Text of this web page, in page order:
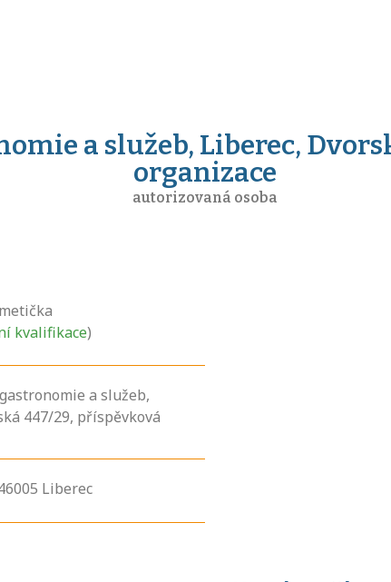
a služeb, Liberec,
organizace
autorizovaná osoba
kvalifikace)
a služeb,
447/29, příspěvková
Liberec